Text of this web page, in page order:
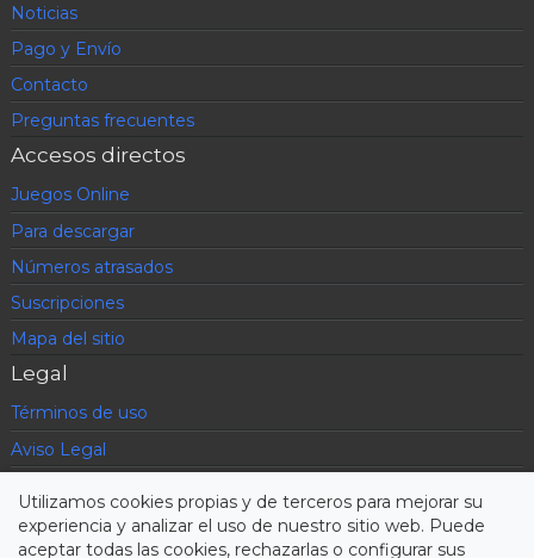
Noticias
Pago y Envío
Contacto
Preguntas frecuentes
Accesos directos
Juegos Online
Para descargar
Números atrasados
Suscripciones
Mapa del sitio
Legal
Términos de uso
Aviso Legal
Condiciones contratación
Utilizamos cookies propias y de terceros para mejorar su
experiencia y analizar el uso de nuestro sitio web. Puede
aceptar todas las cookies, rechazarlas o configurar sus